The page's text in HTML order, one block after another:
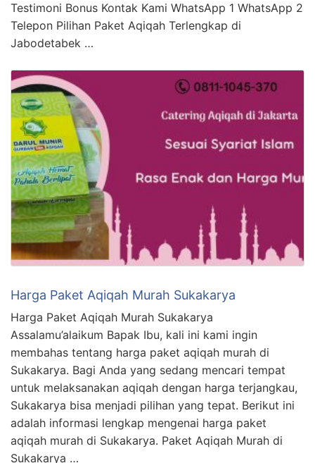
Testimoni Bonus Kontak Kami WhatsApp 1 WhatsApp 2
Telepon Pilihan Paket Aqiqah Terlengkap di
Jabodetabek …
Harga Paket Aqiqah Murah Sukakarya
Harga Paket Aqiqah Murah Sukakarya
Assalamu’alaikum Bapak Ibu, kali ini kami ingin
membahas tentang harga paket aqiqah murah di
Sukakarya. Bagi Anda yang sedang mencari tempat
untuk melaksanakan aqiqah dengan harga terjangkau,
Sukakarya bisa menjadi pilihan yang tepat. Berikut ini
adalah informasi lengkap mengenai harga paket
aqiqah murah di Sukakarya. Paket Aqiqah Murah di
Sukakarya …